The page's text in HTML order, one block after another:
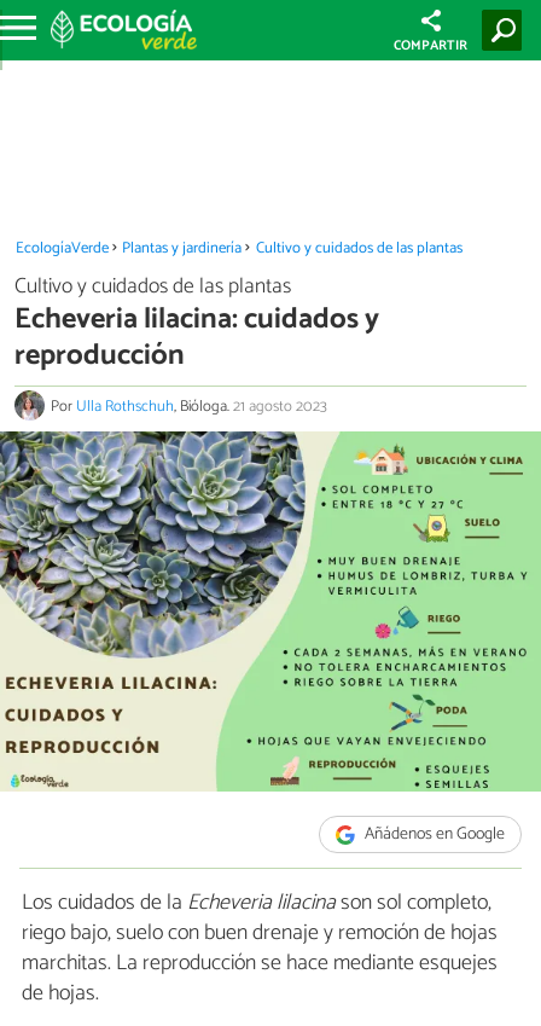
COMPARTIR
EcologíaVerde Plantas y jardinería Cultivo y cuidados de las plantas
Cultivo y cuidados de las plantas
Echeveria lilacina: cuidados y
reproducción
PorUlla Rothschuh, Bióloga.21 agosto 2023
Añádenos en Google
Los cuidados de la Echeveria lilacinason sol completo,
riego bajo, suelo con buen drenaje y remoción de hojas
marchitas. La reproducción se hace mediante esquejes
de hojas.